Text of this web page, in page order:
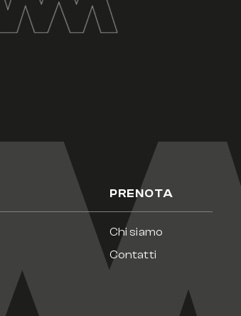
PRENOTA
Chi siamo
Contatti